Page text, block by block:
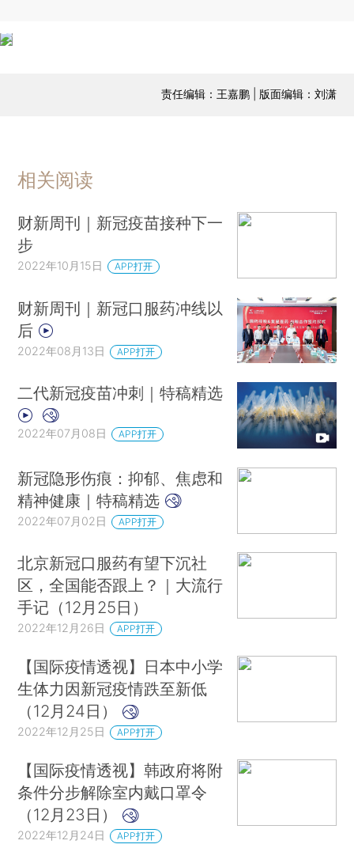
责任编辑：王嘉鹏 | 版面编辑：刘潇
相关阅读
财新周刊｜新冠疫苗接种下一
步
2022年10月15日 APP打开
财新周刊｜新冠口服药冲线以
后
2022年08月13日 APP打开
二代新冠疫苗冲刺｜特稿精选
2022年07月08日 APP打开
新冠隐形伤痕：抑郁、焦虑和
精神健康｜特稿精选
2022年07月02日 APP打开
北京新冠口服药有望下沉社
区，全国能否跟上？｜大流行
手记（12月25日）
2022年12月26日 APP打开
【国际疫情透视】日本中小学
生体力因新冠疫情跌至新低
（12月24日）
2022年12月25日 APP打开
【国际疫情透视】韩政府将附
条件分步解除室内戴口罩令
（12月23日）
2022年12月24日 APP打开